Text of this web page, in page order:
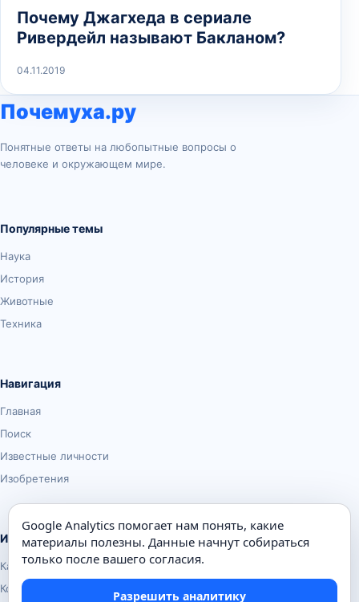
Почему Джагхеда в сериале
Ривердейл называют Бакланом?
04.11.2019
Почемуха.ру
Понятные ответы на любопытные вопросы о
человеке и окружающем мире.
Популярные темы
Наука
История
Животные
Техника
Навигация
Главная
Поиск
Известные личности
Изобретения
Информация
Карта сайта
Контакты
Google Analytics помогает нам понять, какие
материалы полезны. Данные начнут собираться
только после вашего согласия.
Разрешить аналитику